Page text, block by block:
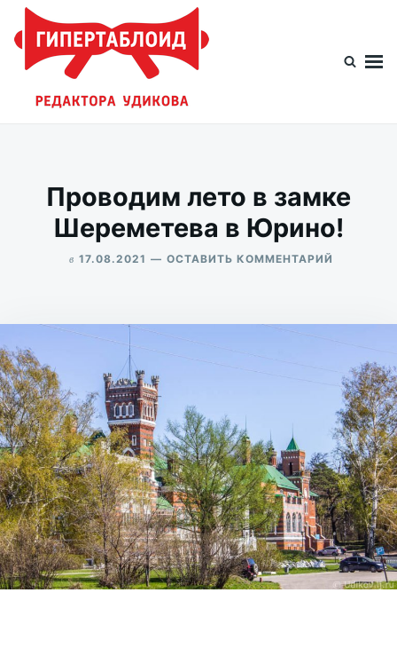
Перейти
содержимому
Искать:
Проводим лето в замке
Шереметева в Юрино!
в 17.08.2021 ОСТАВИТЬ КОММЕНТАРИЙ
ЗАМКЕ
ЮРИНО!